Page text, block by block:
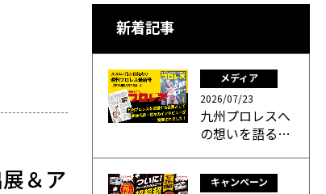
＆ア
新着記事
メディア
2026/07/23
九州プロレスへ
の想いを語る…
キャンペーン